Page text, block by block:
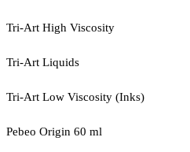
Tri-Art High Viscosity
Tri-Art Liquids
Tri-Art Low Viscosity (Inks)
Pebeo Origin 60 ml